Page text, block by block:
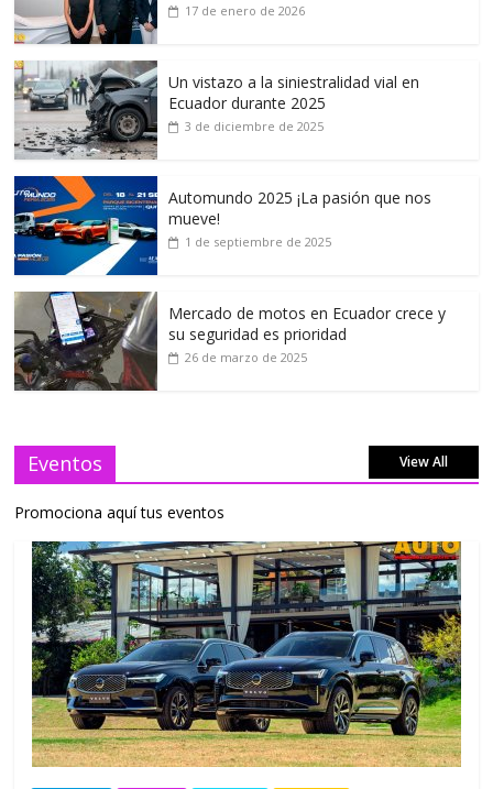
17 de enero de 2026
Un vistazo a la siniestralidad vial en
Ecuador durante 2025
3 de diciembre de 2025
Automundo 2025 ¡La pasión que nos
mueve!
1 de septiembre de 2025
Mercado de motos en Ecuador crece y
su seguridad es prioridad
26 de marzo de 2025
Eventos View All
Promociona aquí tus eventos